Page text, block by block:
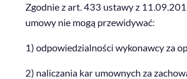
Zgodnie z art. 433 ustawy z
umowy nie mogą przewidywać:
1) odpowiedzialności wykonawcy za
2) naliczania kar umownych za